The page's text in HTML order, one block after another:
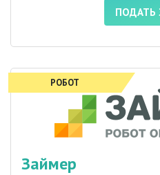
ПОДАТЬ
РОБОТ
Займер